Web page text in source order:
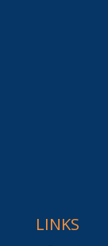
LINKS